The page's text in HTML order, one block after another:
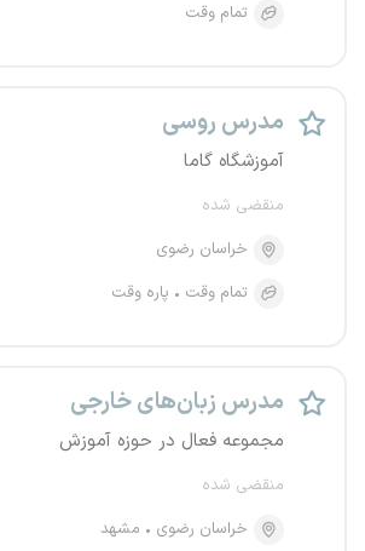
تمام وقت
مدرس روسی
آموزشگاه گاما
منقضی شده
خراسان رضوی
تمام وقت
پاره وقت
مدرس زبان‌های خارجی
مجموعه فعال در حوزه آموزش
منقضی شده
خراسان رضوی
مشهد